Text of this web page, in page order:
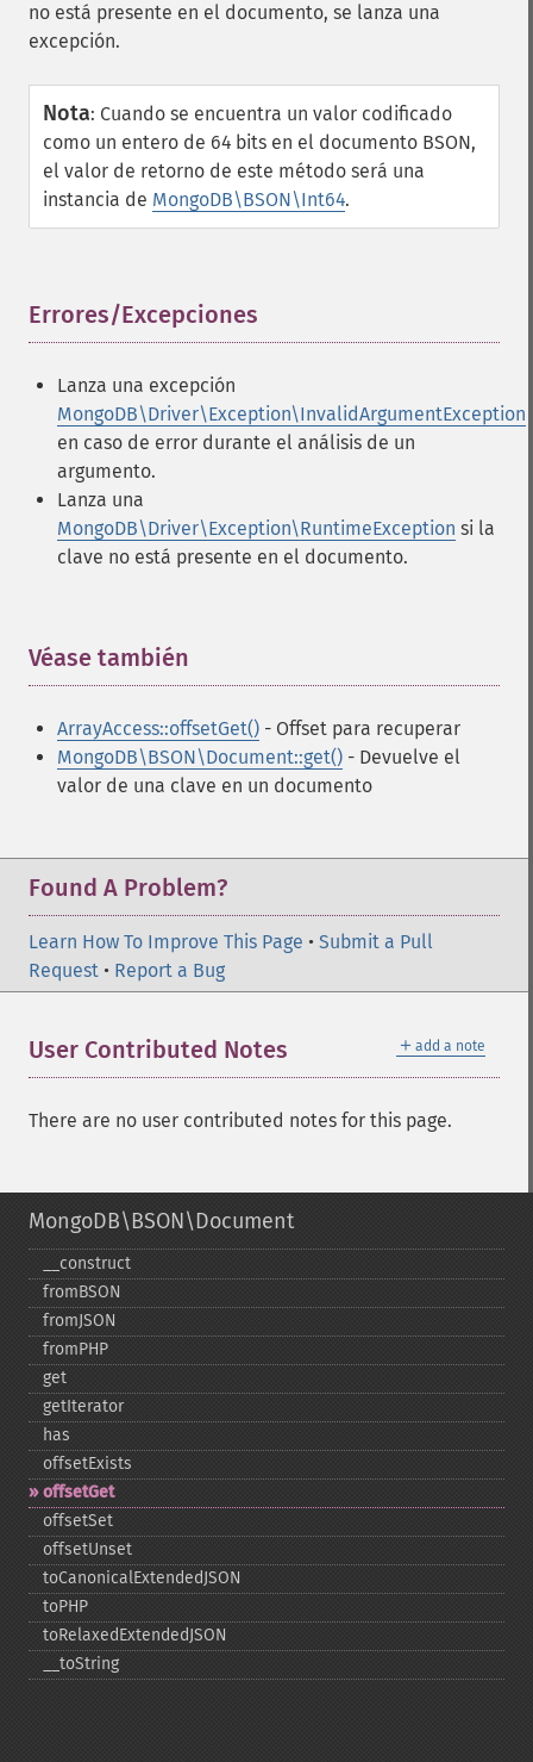
no está presente en el documento, se lanza una
excepción.
Nota: Cuando se encuentra un valor codificado
como un entero de 64 bits en el documento BSON,
el valor de retorno de este método será una
instancia de MongoDB\BSON\Int64.
Errores/Excepciones
Lanza una excepción
MongoDB\Driver\Exception\InvalidArgumentException
en caso de error durante el análisis de un
argumento.
Lanza una
MongoDB\Driver\Exception\RuntimeException si la
clave no está presente en el documento.
Véase también
ArrayAccess::offsetGet() - Offset para recuperar
MongoDB\BSON\Document::get() - Devuelve el
valor de una clave en un documento
Found A Problem?
Learn How To Improve This Page • Submit a Pull
Request • Report a Bug
＋ add a note
User Contributed Notes
There are no user contributed notes for this page.
MongoDB\BSON\Document
_​_​construct
fromBSON
fromJSON
fromPHP
get
getIterator
has
offsetExists
offsetGet
offsetSet
offsetUnset
toCanonicalExtendedJSON
toPHP
toRelaxedExtendedJSON
_​_​toString